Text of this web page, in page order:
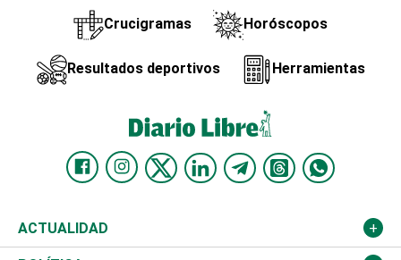
Crucigramas Horóscopos
Resultados deportivos Herramientas
ACTUALIDAD